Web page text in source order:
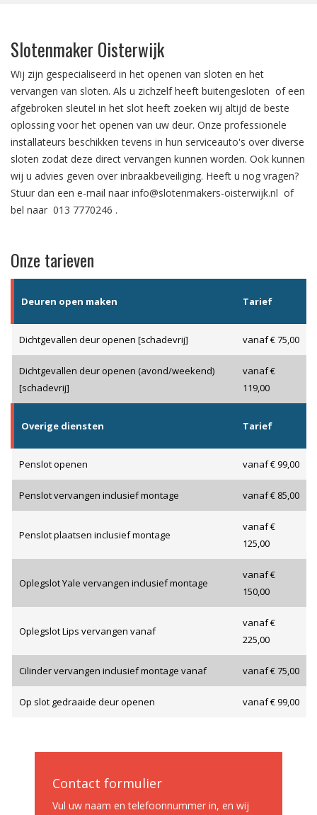
Slotenmaker Oisterwijk
Wij zijn gespecialiseerd in het openen van sloten en het
vervangen van sloten. Als u zichzelf heeft buitengesloten of een
afgebroken sleutel in het slot heeft zoeken wij altijd de beste
oplossing voor het openen van uw deur. Onze professionele
installateurs beschikken tevens in hun serviceauto's over diverse
sloten zodat deze direct vervangen kunnen worden. Ook kunnen
wij u advies geven over inbraakbeveiliging. Heeft u nog vragen?
Stuur dan een e-mail naar info@slotenmakers-oisterwijk.nl of
bel naar 013 7770246 .
Onze tarieven
Deuren open maken Tarief
Dichtgevallen deur openen [schadevrij] vanaf € 75,00
Dichtgevallen deur openen (avond/weekend)
[schadevrij]
vanaf €
119,00
Overige diensten Tarief
Penslot openen vanaf € 99,00
Penslot vervangen inclusief montage vanaf € 85,00
Penslot plaatsen inclusief montage
vanaf €
125,00
Oplegslot Yale vervangen inclusief montage
vanaf €
150,00
Oplegslot Lips vervangen vanaf
vanaf €
225,00
Cilinder vervangen inclusief montage vanaf vanaf € 75,00
Op slot gedraaide deur openen vanaf € 99,00
Contact formulier
Vul uw naam en telefoonnummer in, en wij